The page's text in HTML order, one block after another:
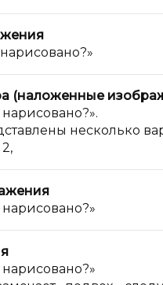
(наложенные
несколько